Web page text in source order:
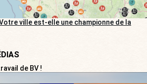
Votre ville est-elle une championne de la
de BV !